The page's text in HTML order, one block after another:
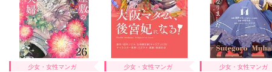
少女・女性マンガ 少女・女性マンガ 少女・女性マンガ